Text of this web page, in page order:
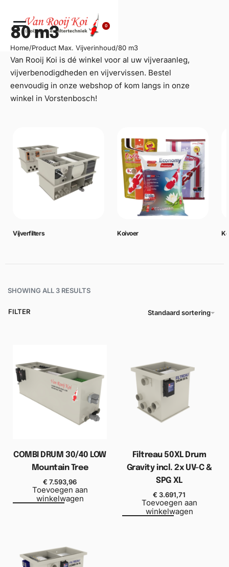
0
80 m3
Home/Product Max. Vijverinhoud/80 m3
Van Rooij Koi is dé winkel voor al uw vijveraanleg,
vijverbenodigdheden en vijvervissen. Bestel
eenvoudig in onze webshop of kom langs in onze
winkel in Vorstenbosch!
Vijverfilters Koivoer
SHOWING ALL 3 RESULTS
Standaard sortering
FILTER
COMBI DRUM 30/40 LOW
Mountain Tree
€ 7.593,96
Toevoegen aan
winkelwagen
Filtreau 50XL Drum
Gravity incl. 2x UV-C &
SPG XL
€ 3.691,71
Toevoegen aan
winkelwagen